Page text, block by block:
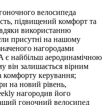
велосипеда
підвищений комфорт та
використанню
присутні на нашому
нагородами
найбільш аеродинамічною
він залишається вірним
комфорту керування;
на новий рівень,
нагородив його
гоночний велосипед